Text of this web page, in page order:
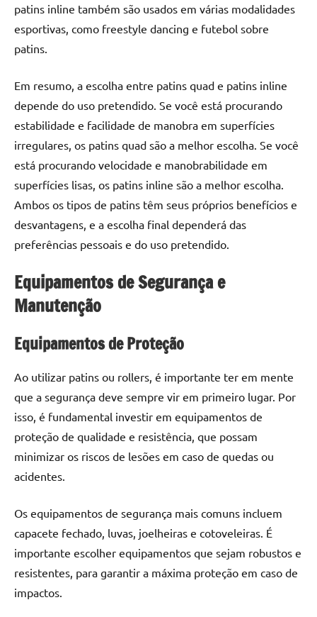
patins inline também são usados em várias modalidades
esportivas, como freestyle dancing e futebol sobre
patins.
Em resumo, a escolha entre patins quad e patins inline
depende do uso pretendido. Se você está procurando
estabilidade e facilidade de manobra em superfícies
irregulares, os patins quad são a melhor escolha. Se você
está procurando velocidade e manobrabilidade em
superfícies lisas, os patins inline são a melhor escolha.
Ambos os tipos de patins têm seus próprios benefícios e
desvantagens, e a escolha final dependerá das
preferências pessoais e do uso pretendido.
Equipamentos de Segurança e
Manutenção
Equipamentos de Proteção
Ao utilizar patins ou rollers, é importante ter em mente
que a segurança deve sempre vir em primeiro lugar. Por
isso, é fundamental investir em equipamentos de
proteção de qualidade e resistência, que possam
minimizar os riscos de lesões em caso de quedas ou
acidentes.
Os equipamentos de segurança mais comuns incluem
capacete fechado, luvas, joelheiras e cotoveleiras. É
importante escolher equipamentos que sejam robustos e
resistentes, para garantir a máxima proteção em caso de
impactos.